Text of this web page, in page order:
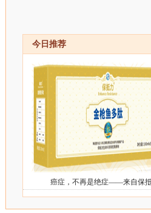
今日推荐
癌症，不再是绝症——来自保